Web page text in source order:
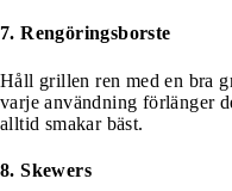
7. Rengöringsborste
Håll grillen ren med en bra
varje användning förlänger
alltid smakar bäst.
8. Skewers